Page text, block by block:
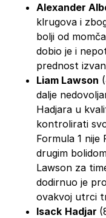
Alexander
klrugova i
bolji od
dobio je i
prednost
Liam Lawson
dalje
Hadjara u
kontrolirati
Formula 1
drugim
Lawson za
dodirnuo je
ovakvoj utrci
Isack Hadjar